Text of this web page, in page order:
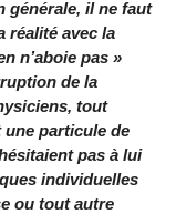
générale, il ne faut
réalité avec la
n’aboie pas »
de la
tout
une particule de
pas à lui
individuelles
ou tout autre